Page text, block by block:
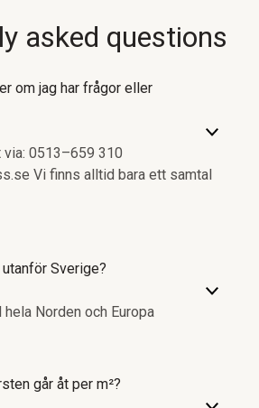
asked questions
om jag har frågor eller
via: 0513–659 310
Vi finns alltid bara ett samtal
Sverige?
Norden och Europa
går åt per m²?